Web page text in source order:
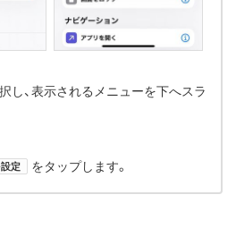
し、表示されるメニューを下へスラ
定 をタップします。